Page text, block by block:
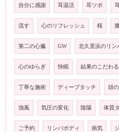
自分に感謝 耳温活 耳ツボ
流す 心のリフレッシュ 桜
第二の心臓 GW 北久里浜のリン
心のゆらぎ 快眠 結果のこだわる
丁寧な施術 ディープタッチ 頭
強風 気圧の変化 陰陽 体質
ご予約 リンパボディ 病気